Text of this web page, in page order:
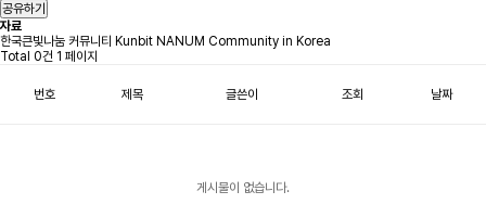
공유하기
자료
한국큰빛나눔 커뮤니티 Kunbit NANUM Community in Korea
Total 0건 1 페이지
번호 제목 글쓴이 조회 날짜
게시물이 없습니다.